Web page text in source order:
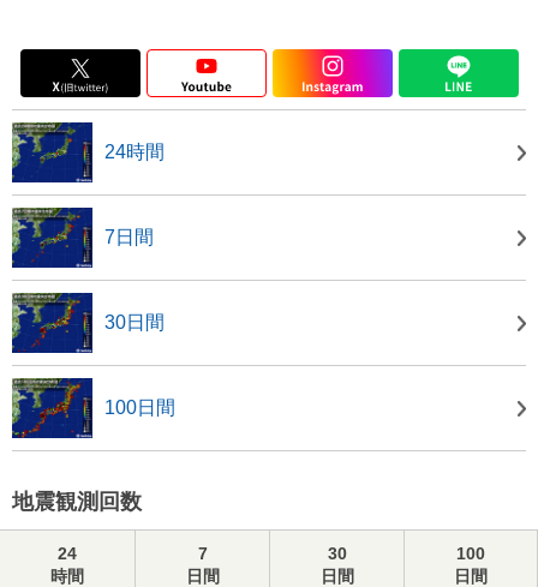
24時間
7日間
30日間
100日間
地震観測回数
24
時間
7
日間
30
日間
100
日間